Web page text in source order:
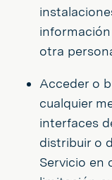
otra
Acceder o
cualquier
interfaces
distribuir o
Servicio en